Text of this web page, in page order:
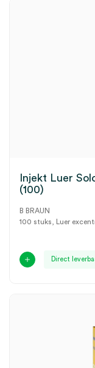
Injekt Luer
(100)
B BRAUN
100 stuks, Luer
Direct